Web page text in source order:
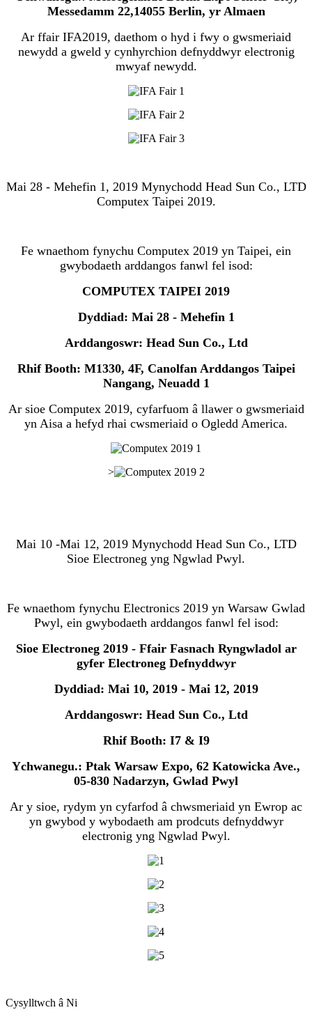
Messedamm 22,14055 Berlin, yr Almaen
Ar ffair IFA2019, daethom o hyd i fwy o gwsmeriaid
newydd a gweld y cynhyrchion defnyddwyr electronig
mwyaf newydd.
Mai 28 - Mehefin 1, 2019 Mynychodd Head Sun Co., LTD
Computex Taipei 2019.
Fe wnaethom fynychu Computex 2019 yn Taipei, ein
gwybodaeth arddangos fanwl fel isod:
COMPUTEX TAIPEI 2019
Dyddiad: Mai 28 - Mehefin 1
Arddangoswr: Head Sun Co., Ltd
Rhif Booth: M1330, 4F, Canolfan Arddangos Taipei
Nangang, Neuadd 1
Ar sioe Computex 2019, cyfarfuom â llawer o gwsmeriaid
yn Aisa a hefyd rhai cwsmeriaid o Ogledd America.
>
Mai 10 -Mai 12, 2019 Mynychodd Head Sun Co., LTD
Sioe Electroneg yng Ngwlad Pwyl.
Fe wnaethom fynychu Electronics 2019 yn Warsaw Gwlad
Pwyl, ein gwybodaeth arddangos fanwl fel isod:
Sioe Electroneg 2019 - Ffair Fasnach Ryngwladol ar
gyfer Electroneg Defnyddwyr
Dyddiad: Mai 10, 2019 - Mai 12, 2019
Arddangoswr: Head Sun Co., Ltd
Rhif Booth: I7 & I9
Ychwanegu.: Ptak Warsaw Expo, 62 Katowicka Ave.,
05-830 Nadarzyn, Gwlad Pwyl
Ar y sioe, rydym yn cyfarfod â chwsmeriaid yn Ewrop ac
yn gwybod y wybodaeth am prodcuts defnyddwyr
electronig yng Ngwlad Pwyl.
Cysylltwch â Ni